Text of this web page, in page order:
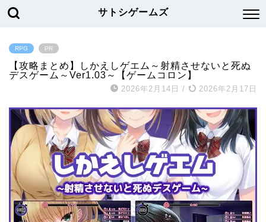
サトシゲームズ
RPG PR
【攻略まとめ】しかえしゲエム～射精させないと死ぬ
デスゲーム～Ver1.03～【ゲームコロン】
2026年2月14日 / 2026年2月17日